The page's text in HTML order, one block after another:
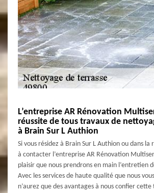
L’entreprise AR Rénovation
réussite de tous travaux de
à Brain Sur L Authion
Si vous résidez à Brain Sur L Authion ou dans la
à contacter l’entreprise AR Rénovation
plaisir que nous prendrons en main l’entretien
Avec les services de haute qualité que nous
n’aurez que des avantages à nous confier cette